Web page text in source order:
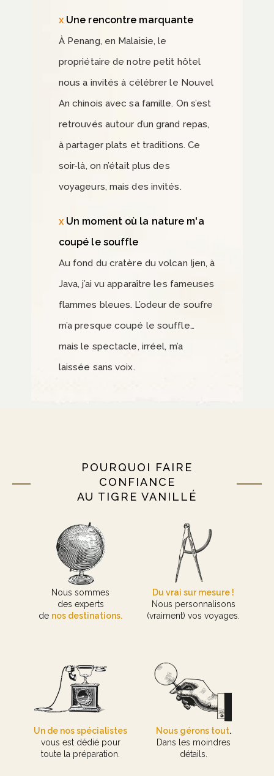
Une rencontre marquante
À Penang, en Malaisie, le
propriétaire de notre petit hôtel
nous a invités à célébrer le Nouvel
An chinois avec sa famille. On s’est
retrouvés autour d’un grand repas,
à partager plats et traditions. Ce
soir-là, on n’était plus des
voyageurs, mais des invités.
Un moment où la nature m'a
coupé le souffle
Au fond du cratère du volcan Ijen, à
Java, j’ai vu apparaître les fameuses
flammes bleues. L’odeur de soufre
m’a presque coupé le souffle…
mais le spectacle, irréel, m’a
laissée sans voix.
POURQUOI FAIRE
CONFIANCE
AU TIGRE VANILLÉ
Nous sommes
des experts
de nos destinations.
Du vrai sur mesure !
Nous personnalisons
(vraiment) vos voyages.
Un de nos spécialistes
vous est dédié pour
toute la préparation.
Nous gérons tout.
Dans les moindres
détails.